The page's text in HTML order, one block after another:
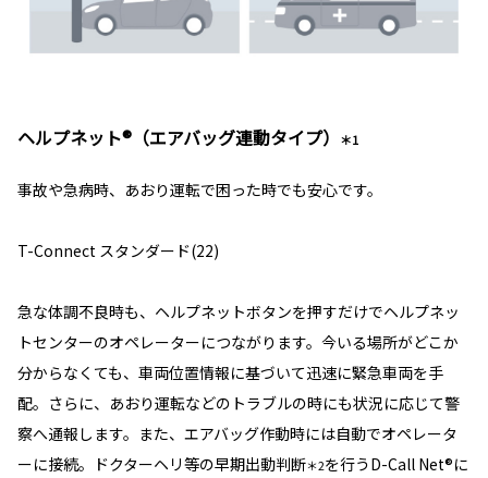
ヘルプネット®（エアバッグ連動タイプ） ＊1
事故や急病時、あおり運転で困った時でも安心です。
T-Connect スタンダード(22)
急な体調不良時も、ヘルプネットボタンを押すだけでヘルプネッ
トセンターのオペレーターにつながります。今いる場所がどこか
分からなくても、車両位置情報に基づいて迅速に緊急車両を手
配。さらに、あおり運転などのトラブルの時にも状況に応じて警
察へ通報します。また、エアバッグ作動時には自動でオペレータ
ーに接続。ドクターヘリ等の早期出動判断＊2を行うD-Call Net®に